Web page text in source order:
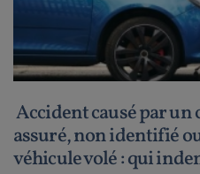
Accident causé par
assuré, non identifié
véhicule volé : qui